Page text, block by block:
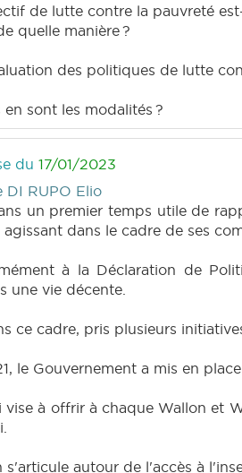
de lutte contre la pauvreté
quelle manière ?
des politiques de lutte
en sont les modalités ?
du 17/01/2023
DI RUPO Elio
un premier temps utile de
dans le cadre de ses
à la Déclaration de
une vie décente.
ce cadre, pris plusieurs
le Gouvernement a mis en
vise à offrir à chaque Wallon et
s'articule autour de l'accès à